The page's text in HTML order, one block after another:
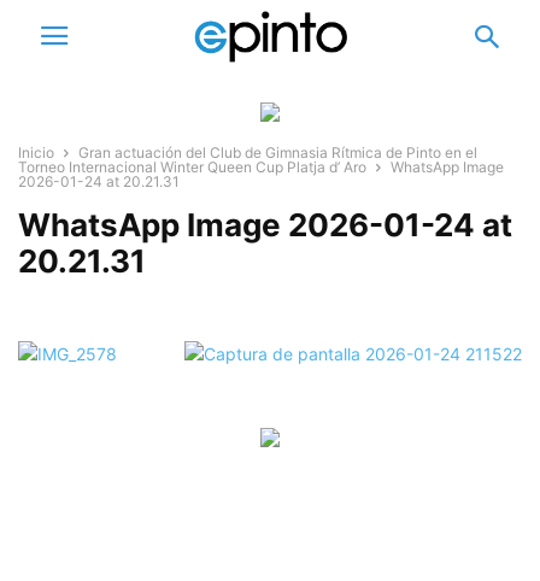
Inicio
Gran actuación del Club de Gimnasia Rítmica de Pinto en el
Torneo Internacional Winter Queen Cup Platja d’ Aro
WhatsApp Image
2026-01-24 at 20.21.31
WhatsApp Image 2026-01-24 at
20.21.31